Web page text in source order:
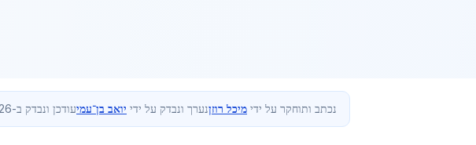
נכתב ותוחקר על ידי מיכל רוזןנערך ונבדק על ידי יואב בן־עמיעודכן ונבדק ב-2026